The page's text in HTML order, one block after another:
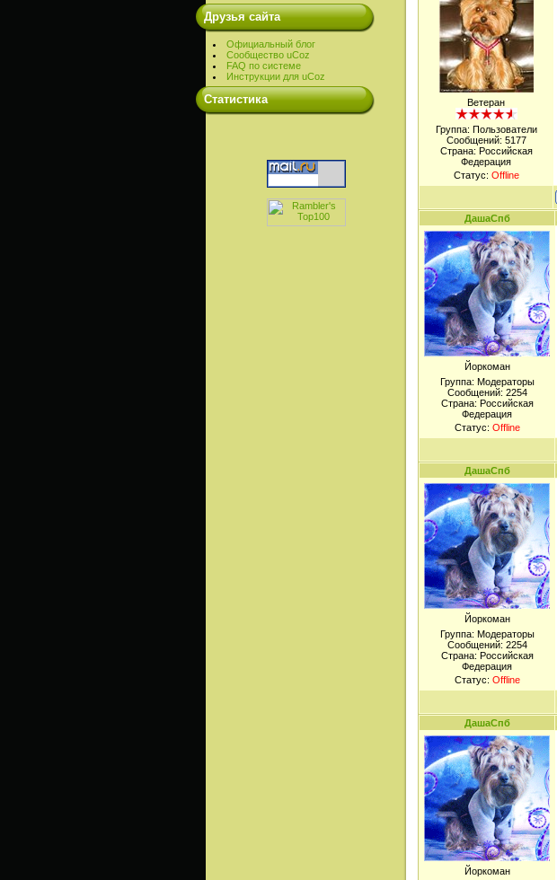
Друзья сайта
Официальный блог
Сообщество uCoz
FAQ по системе
Инструкции для uCoz
Cтатистика Ветеран
Группа: Пользователи
Сообщений: 5177
Страна: Российская
Федерация
Статус: Offline
ДашаСпб
Йоркоман
Группа: Модераторы
Сообщений: 2254
Страна: Российская
Федерация
Статус: Offline
ДашаСпб
Йоркоман
Группа: Модераторы
Сообщений: 2254
Страна: Российская
Федерация
Статус: Offline
ДашаСпб
Йоркоман